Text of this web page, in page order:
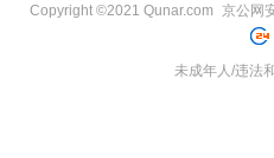
Copyright ©2021 Qunar.com 京公网
未成年人/违法